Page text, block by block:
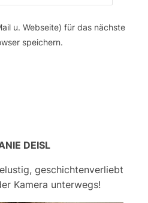
u. Webseite) für das nächste
speichern.
DEISL
geschichtenverliebt
Kamera unterwegs!